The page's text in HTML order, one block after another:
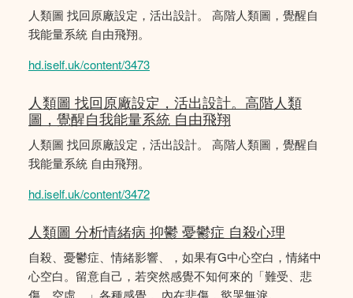
人類圖 找回原廠設定，活出設計。 高階人類圖，覺醒自
我能量系統 自由飛翔。
hd.iself.uk/content/3473
人類圖 找回原廠設定，活出設計。高階人類
圖，覺醒自我能量系統 自由飛翔
人類圖 找回原廠設定，活出設計。 高階人類圖，覺醒自
我能量系統 自由飛翔。
hd.iself.uk/content/3472
人類圖 分析情緒病 抑鬱 憂鬱症 自殺心理
自殺、憂鬱症、情緒影響、，如果有G中心空白，情緒中
心空白。留意自己，若突然感覺不知何來的「難受、悲
傷、空虛、」各種感覺， 內在悲傷，慾哭無淚。